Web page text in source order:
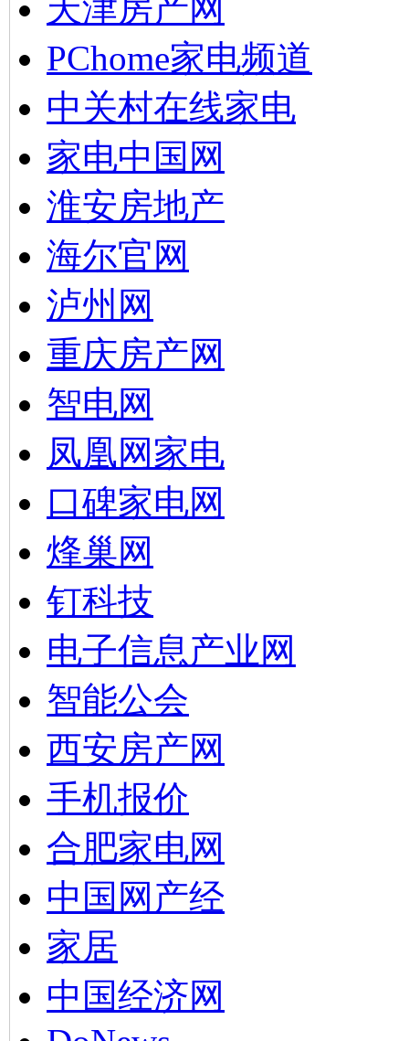
天津房产网
PChome家电频道
中关村在线家电
家电中国网
淮安房地产
海尔官网
泸州网
重庆房产网
智电网
凤凰网家电
口碑家电网
烽巢网
钉科技
电子信息产业网
智能公会
西安房产网
手机报价
合肥家电网
中国网产经
家居
中国经济网